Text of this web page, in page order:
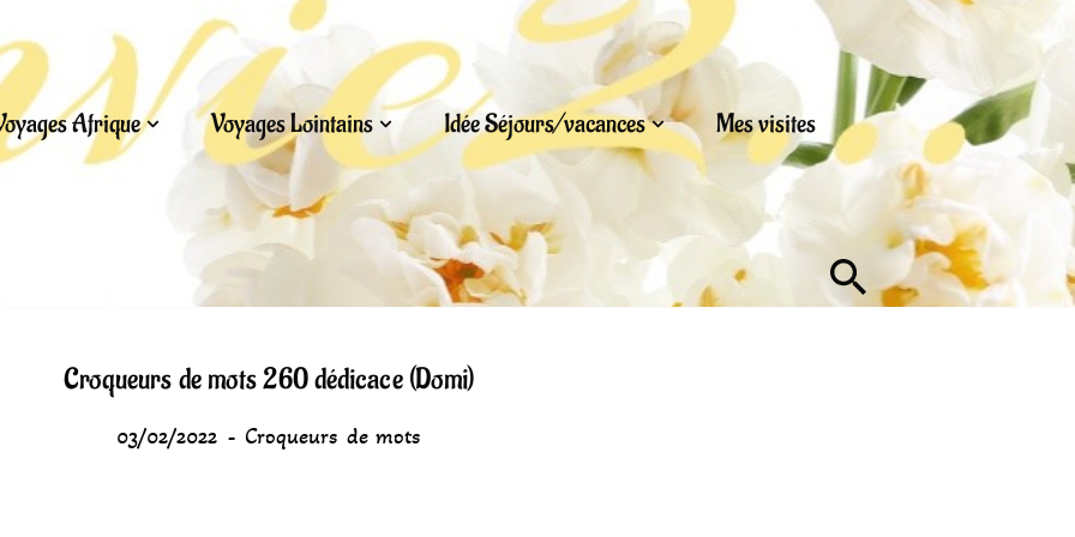
Afrique Voyages Lointains Idée Séjours/vacances Mes visites
Croqueurs de mots 260 dédicace (Domi)
03/02/2022 Croqueurs de mots